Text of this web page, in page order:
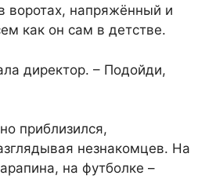
воротах, напряжённый и
как он сам в детстве.
директор. – Подойди,
приблизился,
незнакомцев. На
на футболке –